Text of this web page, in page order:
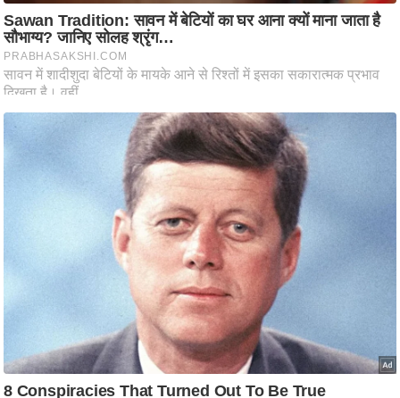
वि
श्ले
ष
ण
स
स्तं
भ